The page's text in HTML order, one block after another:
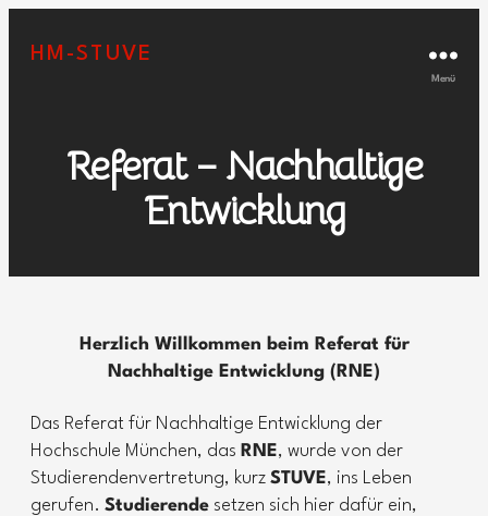
HM-STUVE
Menü
Referat – Nachhaltige
Entwicklung
Herzlich Willkommen beim Referat für
Nachhaltige Entwicklung (RNE)
Das Referat für Nachhaltige Entwicklung der
Hochschule München, das RNE, wurde von der
Studierendenvertretung, kurz STUVE, ins Leben
gerufen. Studierende setzen sich hier dafür ein,